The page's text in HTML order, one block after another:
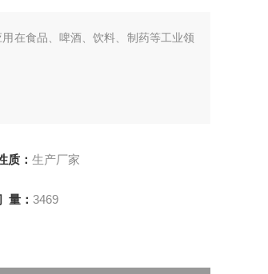
在食品、啤酒、饮料、制药等工业领
质： 生产厂家
量： 3469